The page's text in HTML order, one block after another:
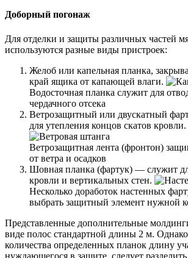
Доборный погонаж
Для отделки и защиты различных частей
используются разные виды пристроек:
Желоб или капельная планка,
край ящика от капающей влаги.
Водосточная планка служит для
чердачного отсека
Ветрозащитный или двускатный
для утепления концов скатов кровли.
Ветрозащитная лента (фронтон)
от ветра и осадков
Шовная планка (фартук) — служит
кровли и вертикальных стен.
Несколько доработок настенных
выбрать защитный элемент нужной
Представленные дополнительные
виде полос стандартной длины 2 м.
количества определенных планок длину
нуждающегося в защите, следует